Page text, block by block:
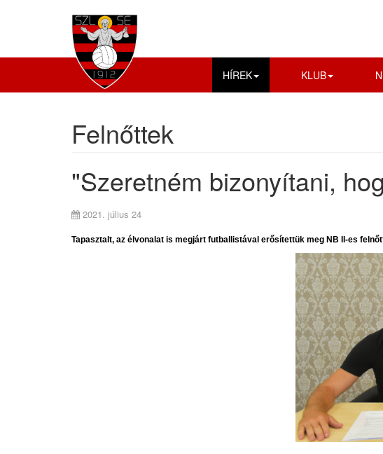
HÍREK KLUB
Felnőttek
"Szeretném bizonyítani,
2021. július 24
Tapasztalt, az élvonalat is megjárt futballistával erősítettük meg NB II-es